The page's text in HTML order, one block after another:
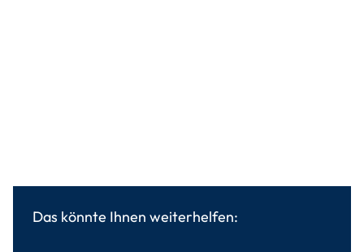
Das könnte Ihnen weiterhelfen: